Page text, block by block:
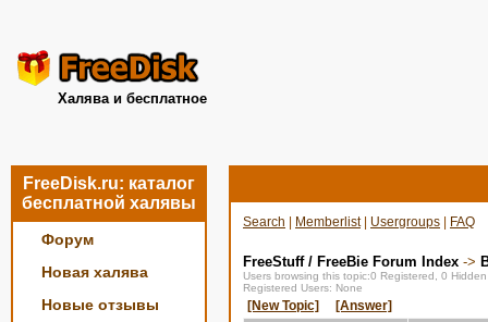
Халява и бесплатное
FreeDisk.ru: каталог
бесплатной халявы
Форум
Новая халява
Новые отзывы
Search Memberlist| Usergroups FAQ
FreeStuff / FreeBie Forum Index ->
Users browsing this topic:0 Registered, 0
Registered Users: None
[New Topic] [Answer]